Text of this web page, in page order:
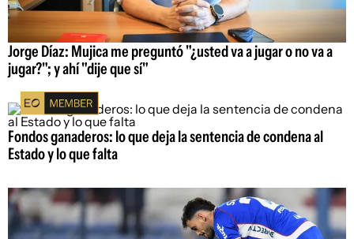
Jorge Díaz: Mujica me preguntó "¿usted va a jugar o no va a
jugar?"; y ahí "dije que sí"
Fondos ganaderos: lo que deja la sentencia de condena al
Estado y lo que falta